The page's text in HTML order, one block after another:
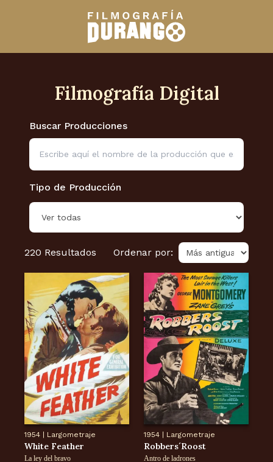
Filmografía Digital
Buscar Producciones
Tipo de Producción
220 Resultados Ordenar por:
1954 | Largometraje
White Feather
La ley del bravo
1954 | Largometraje
Robbers´Roost
Antro de ladrones